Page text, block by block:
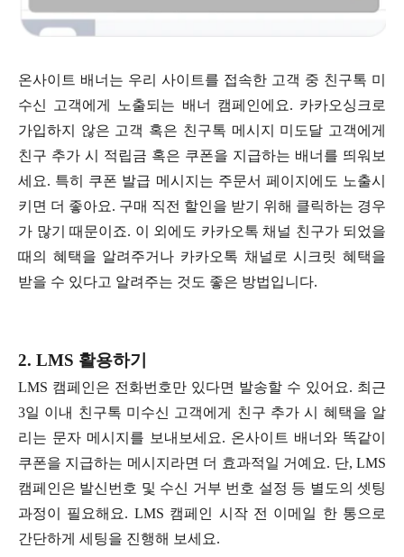
온사이트 배너는 우리 사이트를 접속한 고객 중 친구톡 미
수신 고객에게 노출되는 배너 캠페인에요. 카카오싱크로
가입하지 않은 고객 혹은 친구톡 메시지 미도달 고객에게
친구 추가 시 적립금 혹은 쿠폰을 지급하는 배너를 띄워보
세요. 특히 쿠폰 발급 메시지는 주문서 페이지에도 노출시
키면 더 좋아요. 구매 직전 할인을 받기 위해 클릭하는 경우
가 많기 때문이죠. 이 외에도 카카오톡 채널 친구가 되었을
때의 혜택을 알려주거나 카카오톡 채널로 시크릿 혜택을
받을 수 있다고 알려주는 것도 좋은 방법입니다.
2. LMS 활용하기
LMS 캠페인은 전화번호만 있다면 발송할 수 있어요. 최근
3일 이내 친구톡 미수신 고객에게 친구 추가 시 혜택을 알
리는 문자 메시지를 보내보세요. 온사이트 배너와 똑같이
쿠폰을 지급하는 메시지라면 더 효과적일 거예요. 단, LMS
캠페인은 발신번호 및 수신 거부 번호 설정 등 별도의 셋팅
과정이 필요해요. LMS 캠페인 시작 전 이메일 한 통으로
간단하게 세팅을 진행해 보세요.